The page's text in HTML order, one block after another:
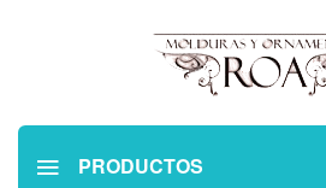
PRODUCTOS